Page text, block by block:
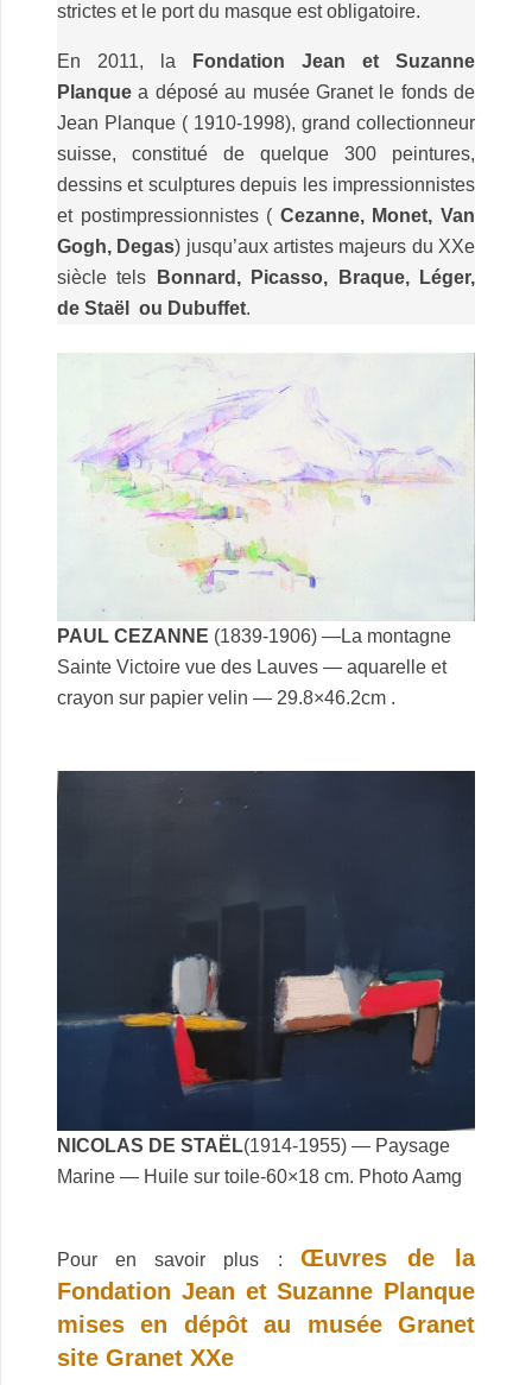
strictes et le port du masque est obligatoire.
En 2011, la Fondation Jean et Suzanne
Planque a déposé au musée Granet le fonds de
Jean Planque ( 1910-1998), grand collectionneur
suisse, constitué de quelque 300 peintures,
dessins et sculptures depuis les impressionnistes
et postimpressionnistes ( Cezanne, Monet, Van
Gogh, Degas) jusqu’aux artistes majeurs du XXe
siècle tels Bonnard, Picasso, Braque, Léger,
de Staël ou Dubuffet.
PAUL CEZANNE (1839-1906) —La montagne
Sainte Victoire vue des Lauves — aquarelle et
crayon sur papier velin — 29.8×46.2cm .
NICOLAS DE STAËL(1914-1955) — Paysage
Marine — Huile sur toile-60×18 cm. Photo Aamg
Pour en savoir plus : Œuvres de la
Fondation Jean et Suzanne Planque
mises en dépôt au musée Granet
site Granet XXe